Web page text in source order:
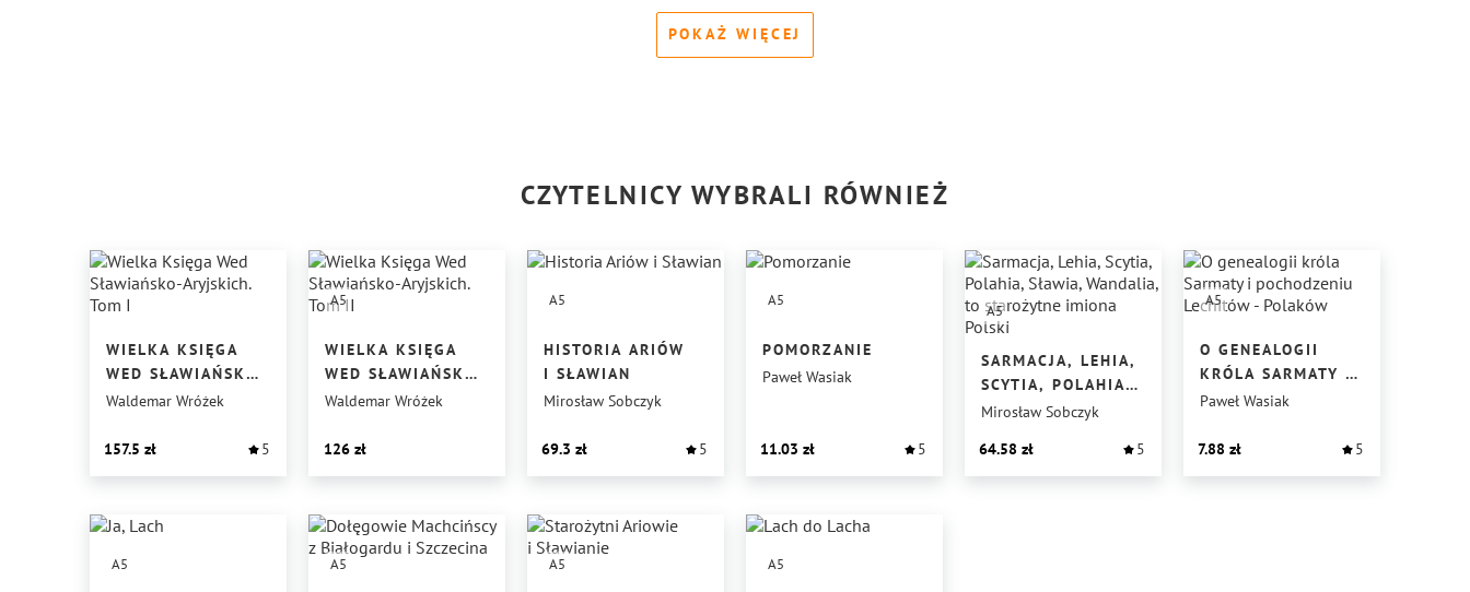
POKAŻ WIĘCEJ
CZYTELNICY WYBRALI RÓWNIEŻ
WIELKA KSIĘGA
WED SŁAWIAŃSKO-
ARYJSKICH. TOM I
Waldemar Wróżek
157.5 5
A5
WIELKA KSIĘGA
WED SŁAWIAŃSKO-
ARYJSKICH. TOM II
Waldemar Wróżek
126
A5
HISTORIA ARIÓW
I SŁAWIAN
Mirosław Sobczyk
69.3 5
A5
POMORZANIE
Paweł Wasiak
11.03 5
A5
SARMACJA, LEHIA,
SCYTIA, POLAHIA,
SŁAWIA,
TO STAROŻYTNE
IMIONA POLSKI
Mirosław Sobczyk
64.58
5
A5
O GENEALOGII
KRÓLA SARMATY I
POCHODZENIU
POLAKÓW
Paweł Wasiak
7.88 5
A5 A5 A5 A5